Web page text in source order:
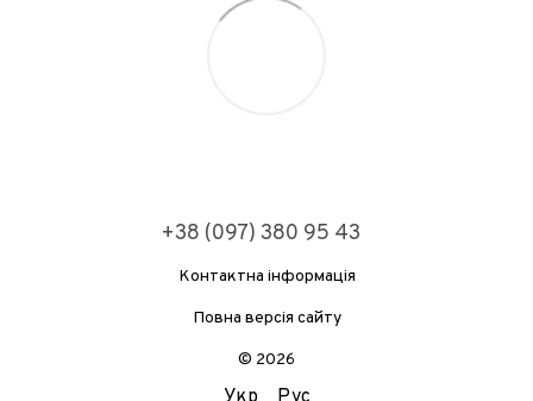
+38 (097) 380 95 43
Контактна інформація
Повна версія сайту
© 2026